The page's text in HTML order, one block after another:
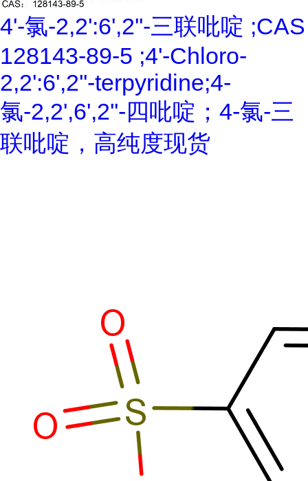
4'-氯-2,2':6',2''-三联吡啶 ;CAS
128143-89-5 ;4'-Chloro-
2,2':6',2''-terpyridine;4-
氯-2,2',6',2''-四吡啶；4-氯-三
联吡啶，高纯度现货